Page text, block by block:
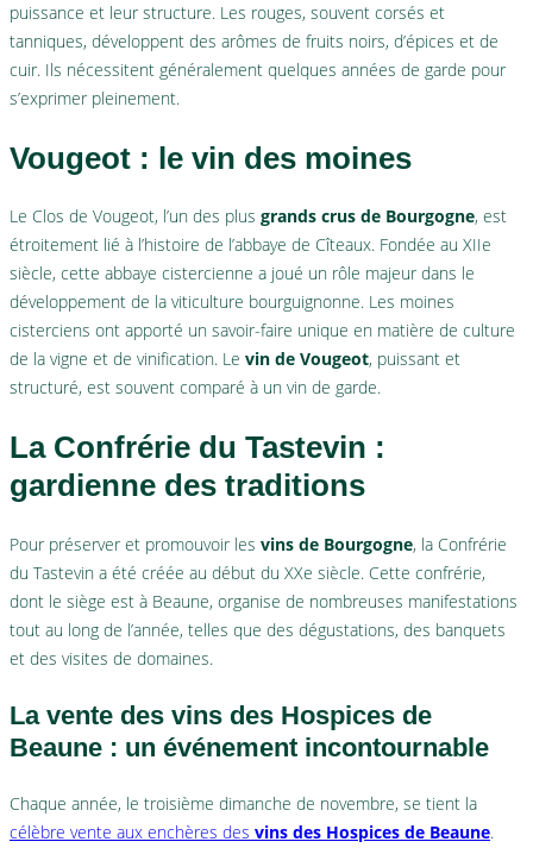
puissance et leur structure. Les rouges, souvent corsés et
tanniques, développent des arômes de fruits noirs, d’épices et de
cuir. Ils nécessitent généralement quelques années de garde pour
s’exprimer pleinement.
Vougeot : le vin des moines
Le Clos de Vougeot, l’un des plus grands crus de Bourgogne, est
étroitement lié à l’histoire de l’abbaye de Cîteaux. Fondée au XIIe
siècle, cette abbaye cistercienne a joué un rôle majeur dans le
développement de la viticulture bourguignonne. Les moines
cisterciens ont apporté un savoir-faire unique en matière de culture
de la vigne et de vinification. Le vin de Vougeot, puissant et
structuré, est souvent comparé à un vin de garde.
La Confrérie du Tastevin :
gardienne des traditions
Pour préserver et promouvoir les vins de Bourgogne, la Confrérie
du Tastevin a été créée au début du XXe siècle. Cette confrérie,
dont le siège est à Beaune, organise de nombreuses manifestations
tout au long de l’année, telles que des dégustations, des banquets
et des visites de domaines.
La vente des vins des Hospices de
Beaune : un événement incontournable
Chaque année, le troisième dimanche de novembre, se tient la
célèbre vente aux enchères des vins des Hospices de Beaune.